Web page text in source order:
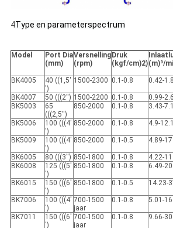
4Type en parameterspectrum
Model
Port Dia
(mm)
Versnelling
(rpm)
Druk
(kgf/cm)2)(m)³/
BK4005
40 ((1,5′
′)
1500-2300 0.1-0.8 0.42-
BK4007 50 (((2′′) 1500-2200 0.1-0.8 0.99-
BK5003
65
(((2,5′′)
850-2000 0.1-0.8 3.43-
BK5006
100 (((4′
′)
850-2000 0.1-0.8 4.9-
BK5009
100 (((4′
′)
850-2000 0.1-0.5 4.89-
BK6005 80 (((3′′) 850-1800 0.1-0.8 4.22-
BK6008
125 (((5′
′)
850-1800 0.1-0.8 6.49-
BK6015
150 (((6′
′)
850-1800 0.1-0.5 14.23-
BK7006
100 (((4′
′)
700-1500
jaar
0.1-0.8 5.01-
BK7011
150 (((6′
′)
700-1500
jaar
0.1-0.8 9.66-